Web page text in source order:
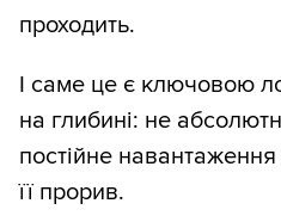
проходить.
І саме це є ключовою
на глибині: не
постійне
її прорив.